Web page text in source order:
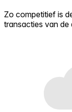
Zo competitief is
transacties van de